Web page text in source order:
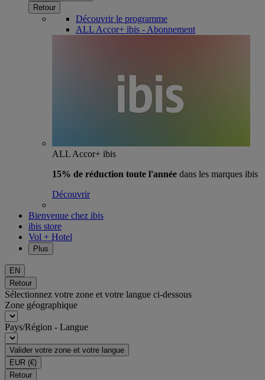
Retour
Découvrir le programme
ALL Accor+ ibis - Abonnement
ALL Accor+ ibis
15% de réduction toute l'année dans les marques ibis
Découvrir
Bienvenue chez ibis
ibis store
Vol + Hotel
Plus
EN
Retour
Sélectionnez votre zone et votre langue ci-dessous
Zone géographique
Pays/Région - Langue
Valider votre zone et votre langue
EUR (€)
Retour